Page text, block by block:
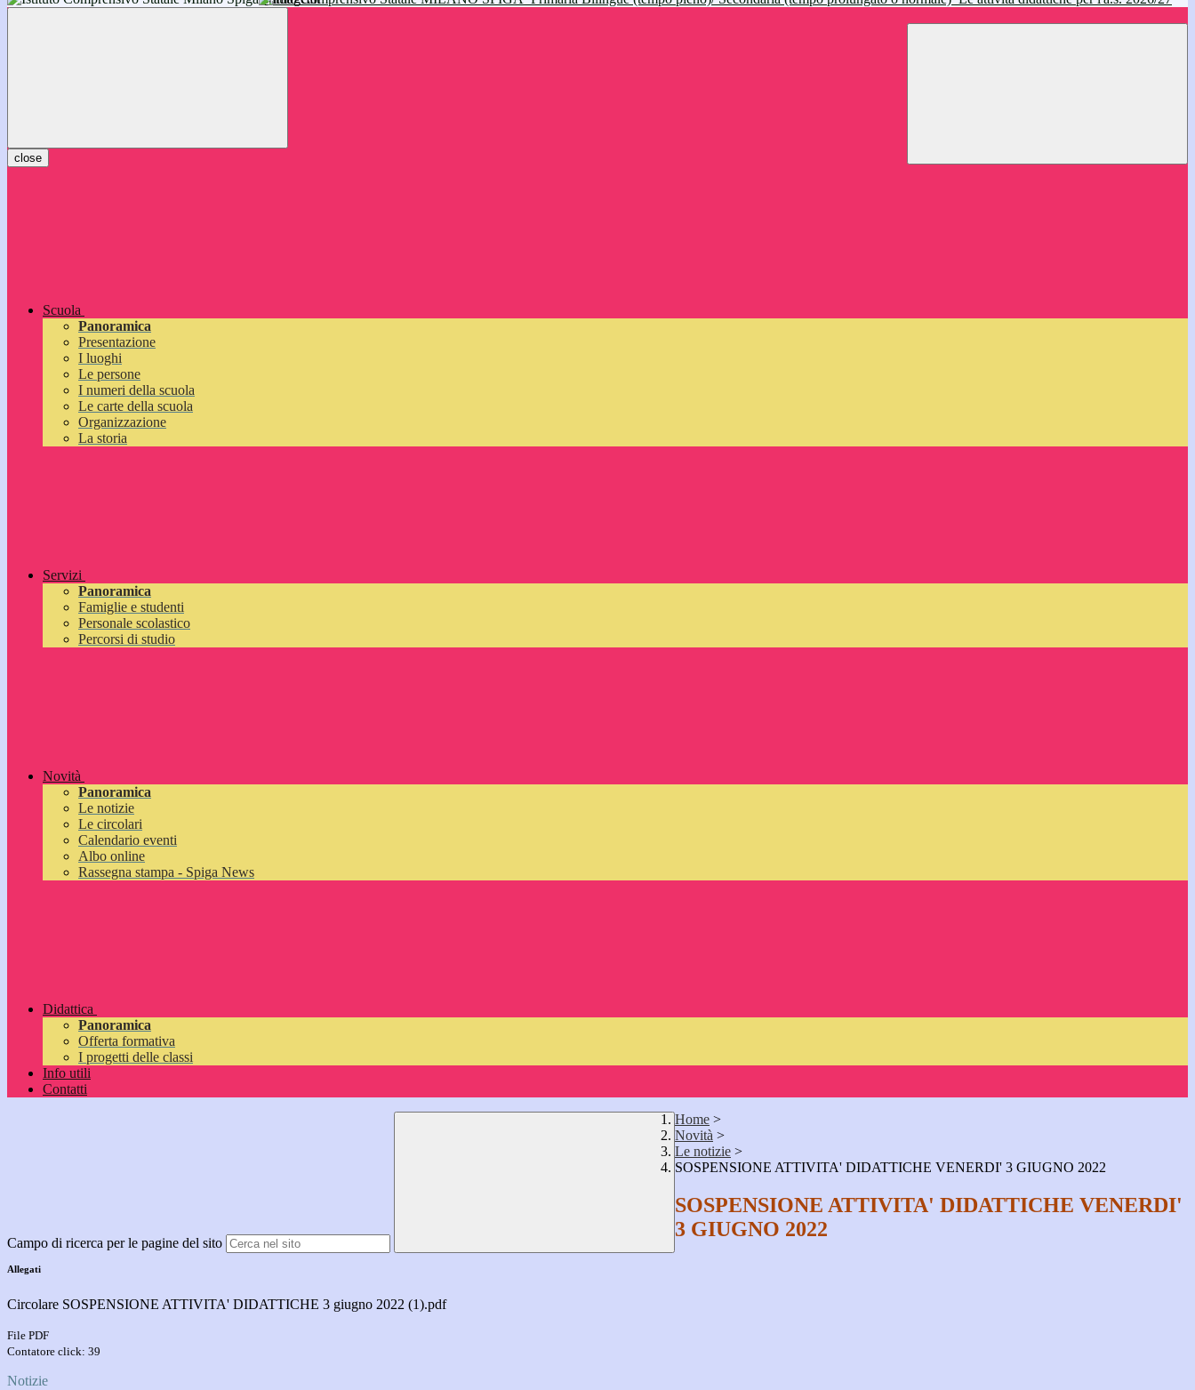
inizieranno il 14 settembre 2026: vi aspettiamo!
close
Scuola
Panoramica
Presentazione
I luoghi
Le persone
I numeri della scuola
Le carte della scuola
Organizzazione
La storia
Servizi
Panoramica
Famiglie e studenti
Personale scolastico
Percorsi di studio
Novità
Panoramica
Le notizie
Le circolari
Calendario eventi
Albo online
Rassegna stampa - Spiga News
Didattica
Panoramica
Offerta formativa
I progetti delle classi
Info utili
Contatti
Campo di ricerca per le pagine del sito
Home >
Novità >
Le notizie >
SOSPENSIONE ATTIVITA' DIDATTICHE VENERDI' 3 GIUGNO 2022
SOSPENSIONE ATTIVITA' DIDATTICHE VENERDI'
3 GIUGNO 2022
Allegati
Circolare SOSPENSIONE ATTIVITA' DIDATTICHE 3 giugno 2022 (1).pdf
File PDF
Contatore click: 39
Notizie